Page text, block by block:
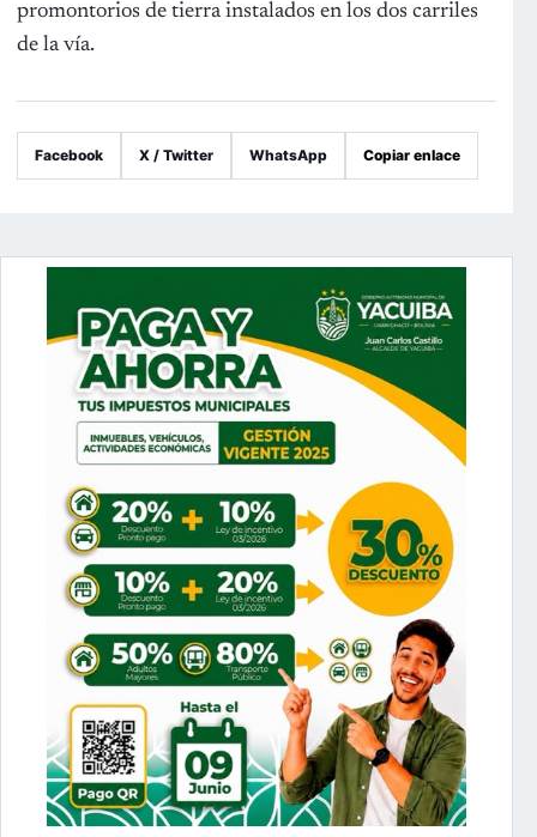
promontorios de tierra instalados en los dos carriles
de la vía.
Facebook X / Twitter WhatsApp Copiar enlace